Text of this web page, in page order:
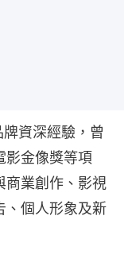
資深經驗，曾
影金像獎等項
商業創作、影視
、個人形象及新